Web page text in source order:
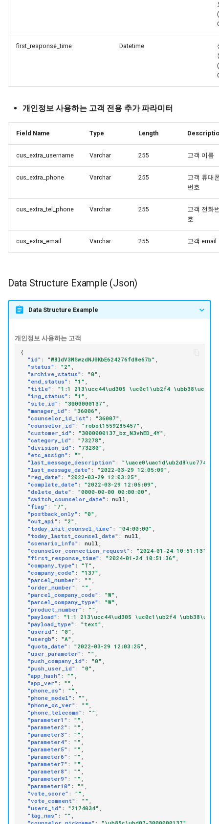
first_response_time Datetime
개인정보 사용하는 고객 전용 추가 파라미터
Field Name Type Length
cus_extra_username Varchar 255 고객 이름
cus_extra_phone Varchar 255
고객 휴대
번호
cus_extra_tel_phone Varchar 255
고객 전화
호
cus_extra_email Varchar 255 고객 email
Data Structure Example (Json)
Data Structure Example
개인정보 사용하는 고객
{
"id" : "W8IdV3MSwzdNJ0KbE624276fd8e67b"
"status" : "2"
"archive_status" : "0"
"end_status" : "1"
"title" :
"1:1 213\ucc44\ud305 \uc0c1\ub2f4 \ubb38\uc758
"ing_status" : "1"
"site_id" : "3000000137"
"manager_id" : "36006"
"counselor_id_1st" : "36007"
"counselor_id" : "robot1559285457"
"customer_id" : "3000000137_bz_N3vhED_4Y"
"category_id" : "73278"
"division_id" : "73280"
"etc_assign" : ""
"last_message_description" :
"\uace0\uac1d\ub2d8\uc774
"last_message_date" : "2022-03-29 12:05:09"
"reg_date" : "2022-03-29 12:03:25"
"complate_date" : "2022-03-29 12:05:09"
"delete_date" : "0000-00-00 00:00:00"
"switch_counselor_date" : null
"flag" : "7"
"postback_only" : "0"
"out_api" : "2"
"today_init_counsel_time" : "04:00:00"
"today_lastst_counsel_date" : null
"scenario_info" : null
"counselor_connection_request" : "2024-01-24 10:51:13"
"first_response_time" : "2024-01-24 10:51:36"
"company_type" : "T"
"company_code" : "137"
"parcel_number" : ""
"order_number" : ""
"parcel_company_code" : "W"
"parcel_company_type" : "W"
"product_number" : ""
"payload" :
"1:1 213\ucc44\ud305 \uc0c1\ub2f4
"payload_type" : "text"
"userid" : "0"
"usergb" : "A"
"quota_date" : "2022-03-29 12:03:25"
"user_parameter" : ""
"push_company_id" : "0"
"push_user_id" : "0"
"app_hash" : ""
"app_ver" : ""
"phone_os" : ""
"phone_model" : ""
"phone_os_ver" : ""
"phone_telecomm" : ""
"parameter1" : ""
"parameter2" : ""
"parameter3" : ""
"parameter4" : ""
"parameter5" : ""
"parameter6" : ""
"parameter7" : ""
"parameter8" : ""
"parameter9" : ""
"parameter10" : ""
"vote_score" : ""
"vote_comment" : ""
"users_id" : "2174034"
"tag_nms" : ""